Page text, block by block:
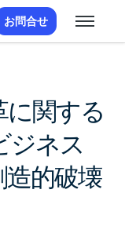
お問合せ
関する
ジネス
的破壊